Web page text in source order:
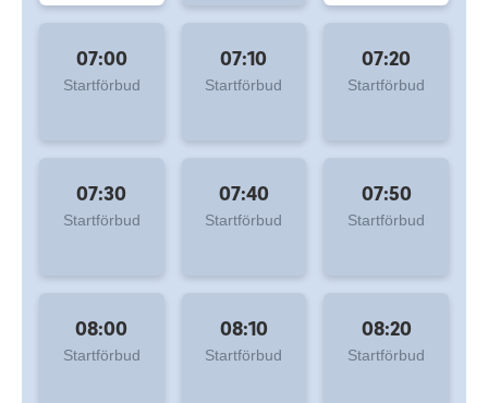
07:00
Startförbud
07:10
Startförbud
07:20
Startförbud
07:30
Startförbud
07:40
Startförbud
07:50
Startförbud
08:00
Startförbud
08:10
Startförbud
08:20
Startförbud